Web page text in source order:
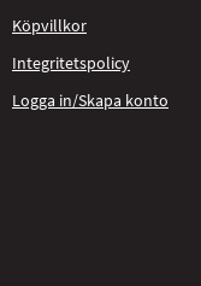
Köpvillkor
Integritetspolicy
Logga in/Skapa konto